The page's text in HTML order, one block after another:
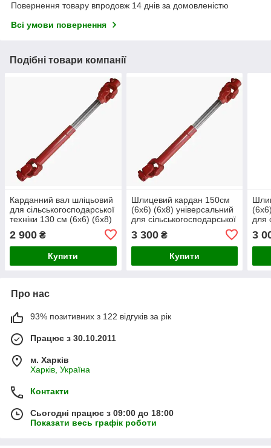
Повернення товару впродовж 14 днів за домовленістю
Всі умови повернення
Подібні товари компанії
Карданний вал шліцьовий
для сільськогосподарської
техніки 130 см (6х6) (6х8)
2 900 ₴
Купити
Шлицевий кардан 150см
(6х6) (6х8) універсальний
для сільськогосподарської
3 300₴
Купити
для
3
Про нас
93% позитивних з 122 відгуків за рік
Працює з 30.10.2011
м. Харків
Харків, Україна
Контакти
Сьогодні працює з 09:00 до 18:00
Показати весь графік роботи